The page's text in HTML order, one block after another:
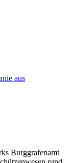
aus
Burggrafenamt